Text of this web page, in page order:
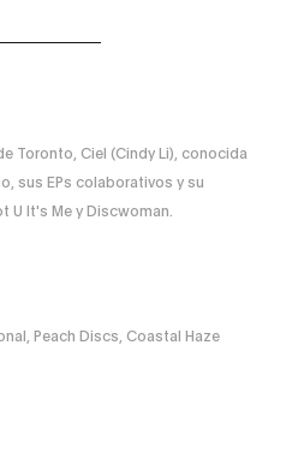
Toronto, Ciel (Cindy Li), conocida
sus EPs colaborativos y su
It's Me y Discwoman.
Peach Discs, Coastal Haze